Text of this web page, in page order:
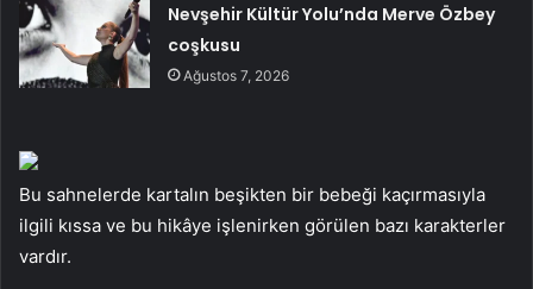
Nevşehir Kültür Yolu’nda Merve Özbey
coşkusu
Ağustos 7, 2026
Bu sahnelerde kartalın beşikten bir bebeği kaçırmasıyla
ilgili kıssa ve bu hikâye işlenirken görülen bazı karakterler
vardır.